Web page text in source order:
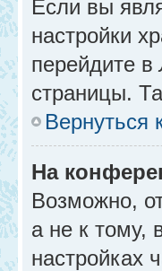
Если вы
настройки
перейдите в
страницы.
Вернуться
На
Возможно,
а не к тому,
настройках